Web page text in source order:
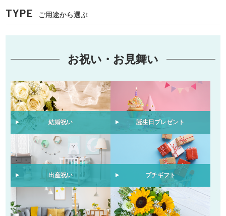
TYPE ご用途から選ぶ
お祝い・お見舞い
結婚祝い 誕生日プレゼント
出産祝い プチギフト